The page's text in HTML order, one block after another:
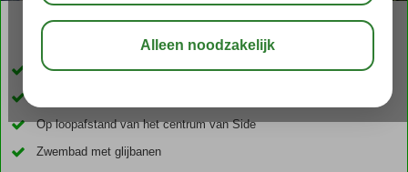
aug 33°C
Accommodatie met een GSTC erkend duurzaamheidscertificaat
Op loopafstand van het centrum van Side
Zwembad met glijbanen